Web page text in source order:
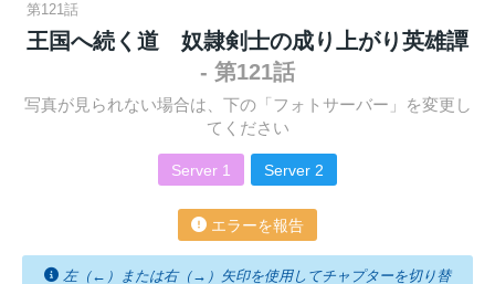
第121話
王国へ続く道 奴隷剣士の成り上がり英雄譚
- 第121話
写真が見られない場合は、下の「フォトサーバー」を変更し
てください
Server 1 Server 2
エラーを報告
左（←）または右（→）矢印を使用してチャプターを切り替